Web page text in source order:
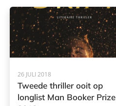
26 JULI 2018
Tweede thriller ooit op
longlist Man Booker Prize